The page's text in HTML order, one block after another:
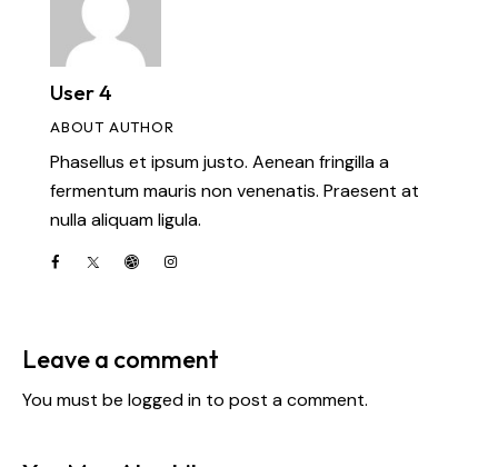
User 4
ABOUT AUTHOR
Phasellus et ipsum justo. Aenean fringilla a
fermentum mauris non venenatis. Praesent at
nulla aliquam ligula.
Leave a comment
You must be logged in to post a comment.